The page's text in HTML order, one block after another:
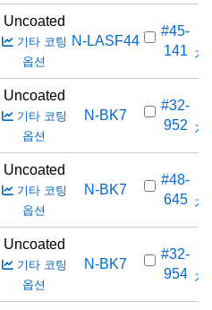
Uncoated
기타 코팅
옵션
N-LASF44
#45-
141 가
Uncoated
기타 코팅
옵션
N-BK7
#32-
952 가
Uncoated
기타 코팅
옵션
N-BK7
#48-
645 가
Uncoated
기타 코팅
옵션
N-BK7
#32-
954 가